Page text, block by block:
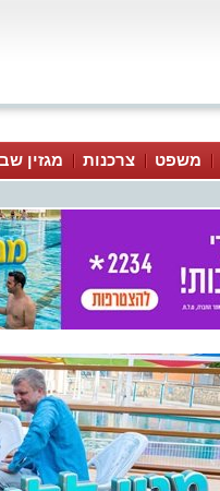
משפט צרכנות מגזין